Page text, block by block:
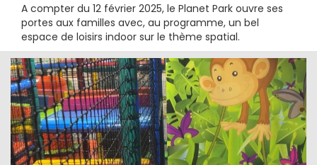
A compter du 12 février 2025, le Planet Park ouvre ses
portes aux familles avec, au programme, un bel
espace de loisirs indoor sur le thème spatial.